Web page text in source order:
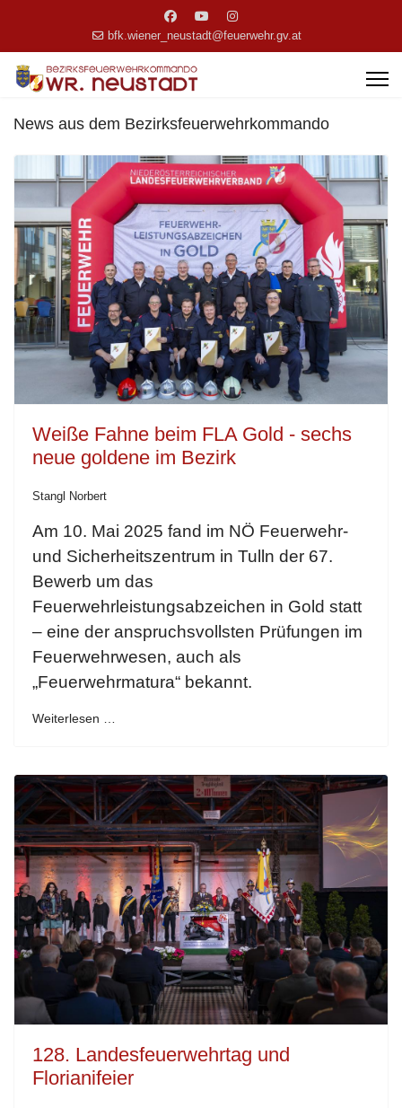
bfk.wiener_neustadt@feuerwehr.gv.at
News aus dem Bezirksfeuerwehrkommando
Weiße Fahne beim FLA Gold - sechs
neue goldene im Bezirk
Stangl Norbert
Am 10. Mai 2025 fand im NÖ Feuerwehr-
und Sicherheitszentrum in Tulln der 67.
Bewerb um das
Feuerwehrleistungsabzeichen in Gold statt
– eine der anspruchsvollsten Prüfungen im
Feuerwehrwesen, auch als
„Feuerwehrmatura“ bekannt.
Weiterlesen …
128. Landesfeuerwehrtag und
Florianifeier